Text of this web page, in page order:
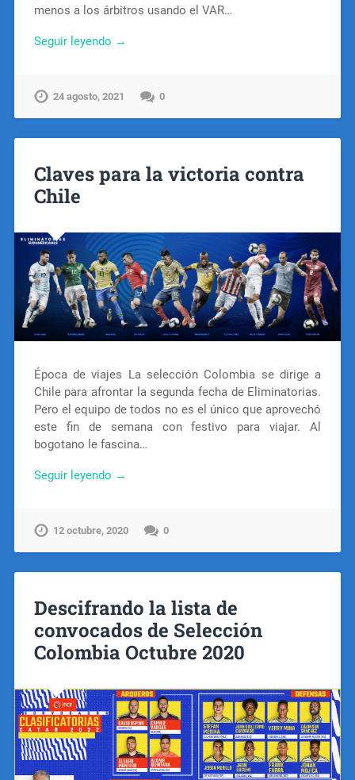
menos a los árbitros usando el VAR…
Seguir leyendo →
24 agosto, 2021 0
Claves para la victoria contra
Chile
Época de viajes La selección Colombia se dirige a
Chile para afrontar la segunda fecha de Eliminatorias.
Pero el equipo de todos no es el único que aprovechó
este fin de semana con festivo para viajar. Al
bogotano le fascina…
Seguir leyendo →
12 octubre, 2020 0
Descifrando la lista de
convocados de Selección
Colombia Octubre 2020